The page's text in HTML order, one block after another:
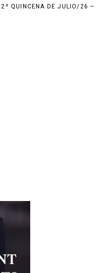
2º QUINCENA DE JULIO/26 –